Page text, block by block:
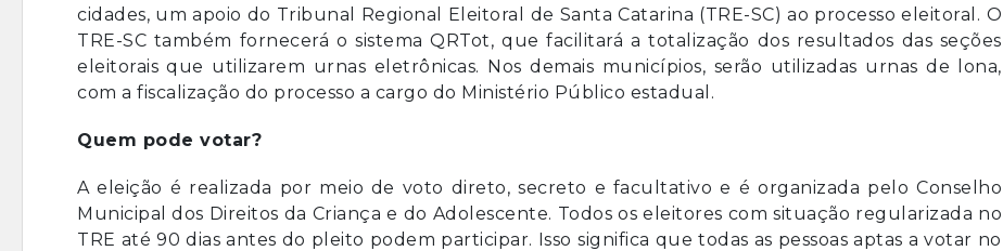
cidades, um apoio do Tribunal Regional Eleitoral de Santa Catarina (TRE-SC) ao processo eleitoral. O
TRE-SC também fornecerá o sistema QRTot, que facilitará a totalização dos resultados das seções
eleitorais que utilizarem urnas eletrônicas. Nos demais municípios, serão utilizadas urnas de lona,
com a fiscalização do processo a cargo do Ministério Público estadual.
Quem pode votar?
A eleição é realizada por meio de voto direto, secreto e facultativo e é organizada pelo Conselho
Municipal dos Direitos da Criança e do Adolescente. Todos os eleitores com situação regularizada no
TRE até 90 dias antes do pleito podem participar. Isso significa que todas as pessoas aptas a votar no